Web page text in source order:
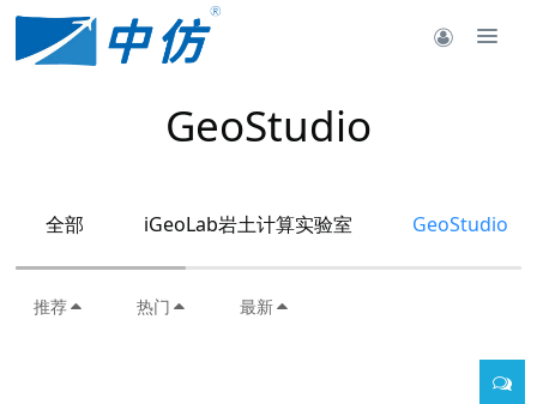
GeoStudio
全部 iGeoLab岩土计算实验室 GeoStudio
推荐 热门 最新